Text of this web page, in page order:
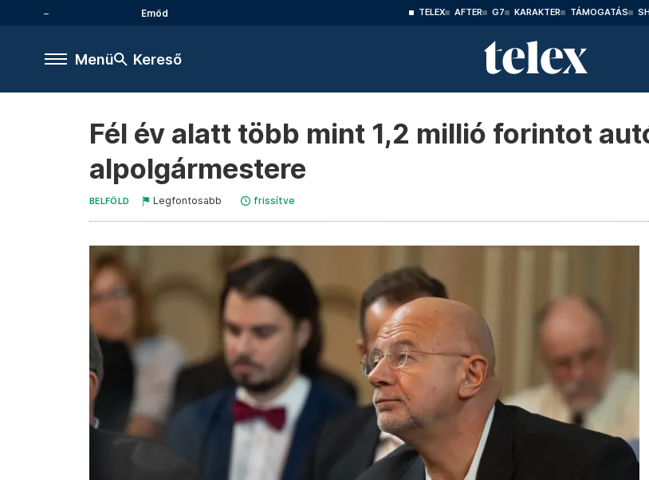
Emőd TELEX AFTER G7 KARAKTER TÁMOGATÁS
Menü Kereső
Fél év alatt több mint 1,2 millió forintot
alpolgármestere
BELFÖLD Legfontosabb frissítve